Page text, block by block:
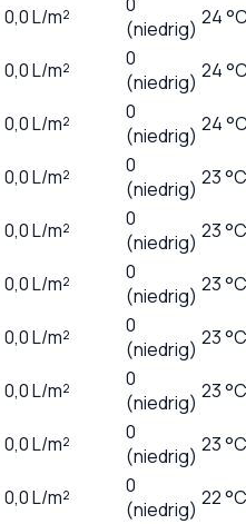
0,0L/m²
(niedrig) 24
0,0L/m²
0
(niedrig) 24
0,0L/m²
0
(niedrig) 24
0,0L/m²
0
(niedrig) 23 °C
0,0L/m²
0
(niedrig) 23 °C
0,0L/m²
0
(niedrig) 23 °C
0,0L/m²
0
(niedrig) 23 °C
0,0L/m²
0
(niedrig) 23 °C
0,0L/m²
0
(niedrig) 23 °C
0,0L/m²
0
(niedrig) 22 °C